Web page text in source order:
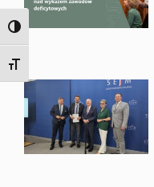
TOGGLE HIGH CONTRAST
TOGGLE FONT SIZE